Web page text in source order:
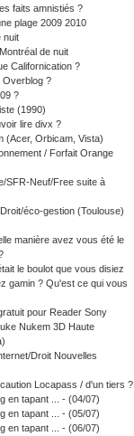
faits amnistiés ?
plage 2009 2010
nuit
de nuit
Californication ?
Overblog ?
?
(1990)
lire divx ?
(Acer, Orbicam, Vista)
/ Forfait Orange
SFR-Neuf/Free suite à
éco-gestion (Toulouse)
manière avez vous été le
le boulot que vous disiez
gamin ? Qu'est ce qui vous
pour Reader Sony
Nukem 3D Haute
Droit Nouvelles
Locapass / d'un tiers ?
en tapant ... - (04/07)
en tapant ... - (05/07)
en tapant ... - (06/07)